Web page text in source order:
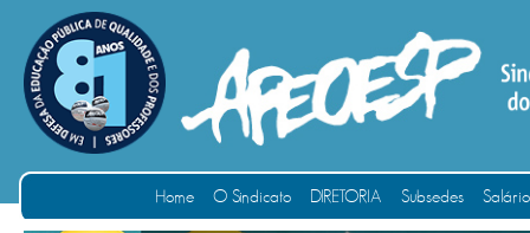
Home O Sindicato DIRETORIA Subsedes